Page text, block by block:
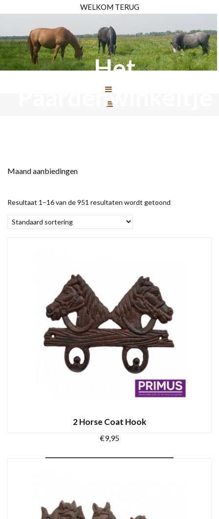
WELKOM TERUG
Het
Paardenwinkeltje
Maand aanbiedingen
Resultaat 1–16 van de 951 resultaten wordt getoond
2 Horse Coat Hook
€9,95